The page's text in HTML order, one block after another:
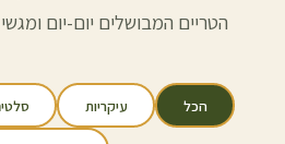
הטריים המבושלים יום-יום
הכל עיקריות